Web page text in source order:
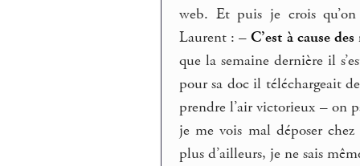
web. Et puis je crois
Laurent : –C’est à cause
que la semaine dernière il
pour sa doc il téléchargeait
prendre l’air victorieux – on
je me vois mal déposer chez
plus d’ailleurs, je ne sais